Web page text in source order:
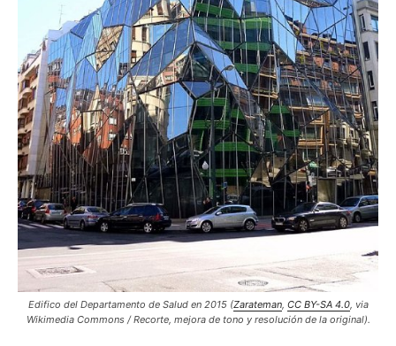
Edifico del Departamento de Salud en 2015 (Zarateman, CC BY-SA 4.0, via
Wikimedia Commons / Recorte, mejora de tono y resolución de la original).